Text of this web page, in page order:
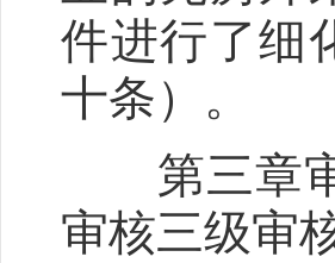
件进行了细
十条）。
第三章审
审核三级审